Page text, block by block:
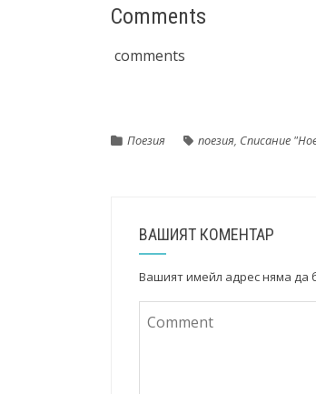
Comments
comments
Поезия поезия, Списание
ВАШИЯТ КОМЕНТАР
Вашият имейл адрес няма да